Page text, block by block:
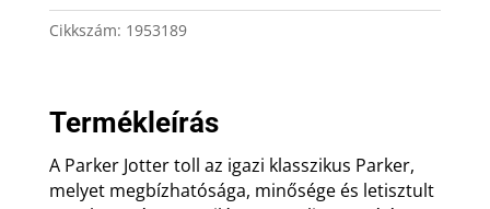
Cikkszám: 1953189
Termékleírás
A Parker Jotter toll az igazi klasszikus Parker,
melyet megbízhatósága, minősége és letisztult